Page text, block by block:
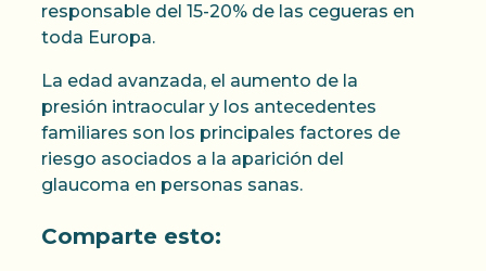
responsable del 15-20% de las cegueras en
toda Europa.
La edad avanzada, el aumento de la
presión intraocular y los antecedentes
familiares son los principales factores de
riesgo asociados a la aparición del
glaucoma en personas sanas.
Comparte esto: